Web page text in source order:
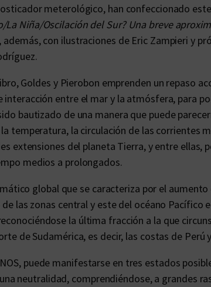
meterológico, han confeccionado
La Niña/Oscilación del Sur? Una breve
además, con ilustraciones de Eric Zampieri y
Goldes y Pierobon emprenden un repaso
entre el mar y la atmósfera, para
bautizado de una manera que puede
temperatura, la circulación de las corrientes
extensiones del planeta Tierra, y entre ellas,
medios a prolongados.
global que se caracteriza por el aumento
las zonas central y este del océano Pacífico
la última fracción a la que
de Sudamérica, es decir, las costas de Perú
puede manifestarse en tres estados
neutralidad, comprendiéndose, a grandes